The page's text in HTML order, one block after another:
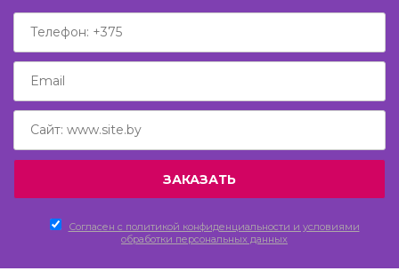
Согласен c политикой конфиденциальности и условиями
обработки персональных данных